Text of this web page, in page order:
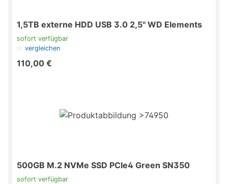
1,5TB externe HDD USB 3.0 2,5" WD Elements
sofort verfügbar
vergleichen
110,00 €
500GB M.2 NVMe SSD PCIe4 Green SN350
sofort verfügbar